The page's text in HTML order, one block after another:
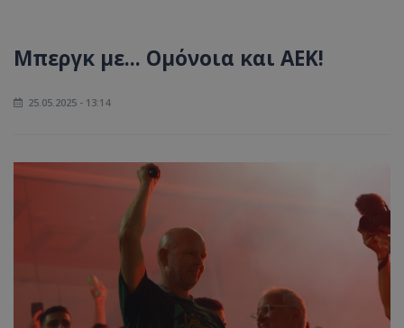
Μπεργκ με... Ομόνοια και ΑΕΚ!
25.05.2025 - 13:14